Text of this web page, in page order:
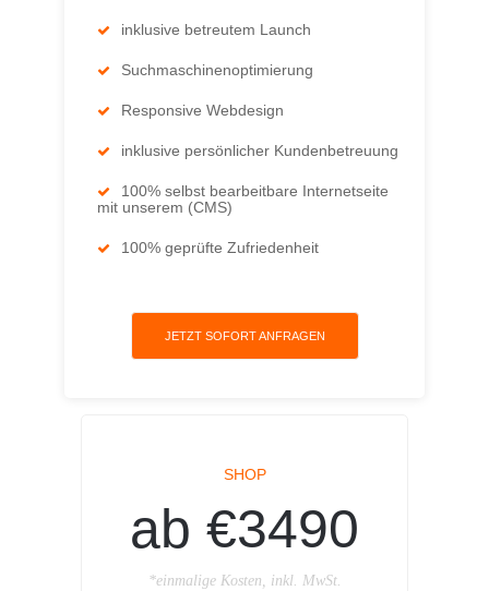
inklusive betreutem Launch
Suchmaschinenoptimierung
Responsive Webdesign
inklusive persönlicher Kundenbetreuung
100% selbst bearbeitbare Internetseite
mit unserem (CMS)
100% geprüfte Zufriedenheit
JETZT SOFORT ANFRAGEN
SHOP
ab €3490
*einmalige Kosten, inkl. MwSt.